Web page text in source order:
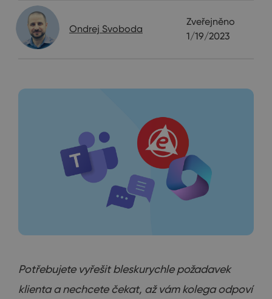
Ondrej Svoboda
Zveřejněno
1/19/2023
Potřebujete vyřešit bleskurychle požadavek
klienta a nechcete čekat, až vám kolega odpoví